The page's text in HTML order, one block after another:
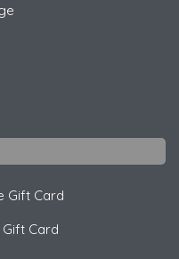
Gift Card
Card